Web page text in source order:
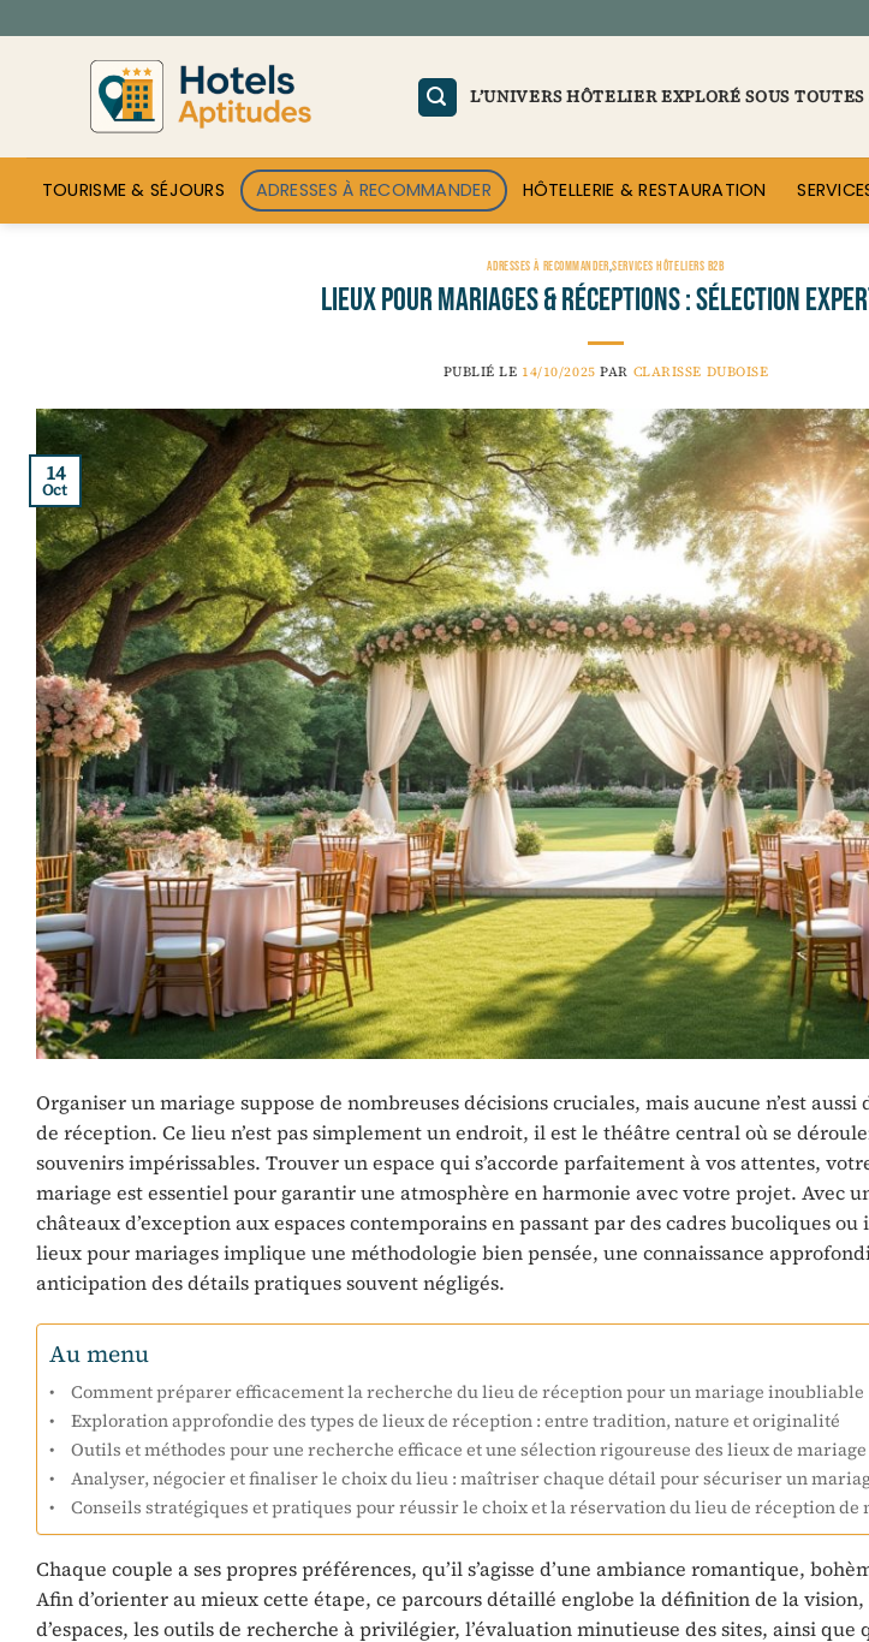
au
L’UNIVERS HÔTELIER EXPLORÉ SOUS
TOURISME & SÉJOURS ADRESSES À RECOMMANDER HÔTELLERIE & RESTAURATION
ADRESSES À RECOMMANDER,SERVICES HÔTELIERS B2B
Lieux pour mariages & réceptions : sélection
PUBLIÉ LE 14/10/2025 PAR CLARISSE DUBOISE
14
Oct
Organiser un mariage suppose de nombreuses décisions cruciales, mais aucune n’est
de réception. Ce lieu n’est pas simplement un endroit, il est le théâtre central où se
souvenirs impérissables. Trouver un espace qui s’accorde parfaitement à vos attentes,
mariage est essentiel pour garantir une atmosphère en harmonie avec votre projet. Avec
châteaux d’exception aux espaces contemporains en passant par des cadres bucoliques
lieux pour mariages implique une méthodologie bien pensée, une connaissance
anticipation des détails pratiques souvent négligés.
Au menu
Comment préparer efficacement la recherche du lieu de réception pour un mariage inoubliable
Exploration approfondie des types de lieux de réception : entre tradition, nature et originalité
Outils et méthodes pour une recherche efficace et une sélection rigoureuse des lieux de mariage
Analyser, négocier et finaliser le choix du lieu : maîtriser chaque détail pour sécuriser un
Conseils stratégiques et pratiques pour réussir le choix et la réservation du lieu de réception de
Chaque couple a ses propres préférences, qu’il s’agisse d’une ambiance romantique,
Afin d’orienter au mieux cette étape, ce parcours détaillé englobe la définition de la
d’espaces, les outils de recherche à privilégier, l’évaluation minutieuse des sites, ainsi